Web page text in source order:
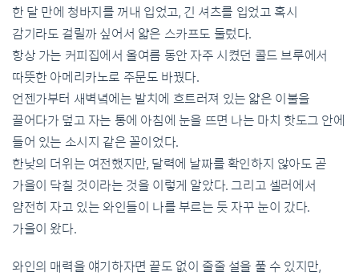
한 달 만에 청바지를 꺼내 입었고, 긴 셔츠를 입었고 혹시
감기라도 걸릴까 싶어서 얇은 스카프도 둘렀다.
항상 가는 커피집에서 올여름 동안 자주 시켰던 콜드 브루에서
따뜻한 아메리카노로 주문도 바꿨다.
언젠가부터 새벽녘에는 발치에 흐트러져 있는 얇은 이불을
끌어다가 덮고 자는 통에 아침에 눈을 뜨면 나는 마치 핫도그 안에
들어 있는 소시지 같은 꼴이었다.
한낮의 더위는 여전했지만, 달력에 날짜를 확인하지 않아도 곧
가을이 닥칠 것이라는 것을 이렇게 알았다. 그리고 셀러에서
얌전히 자고 있는 와인들이 나를 부르는 듯 자꾸 눈이 갔다.
가을이 왔다.
와인의 매력을 얘기하자면 끝도 없이 줄줄 설을 풀 수 있지만,